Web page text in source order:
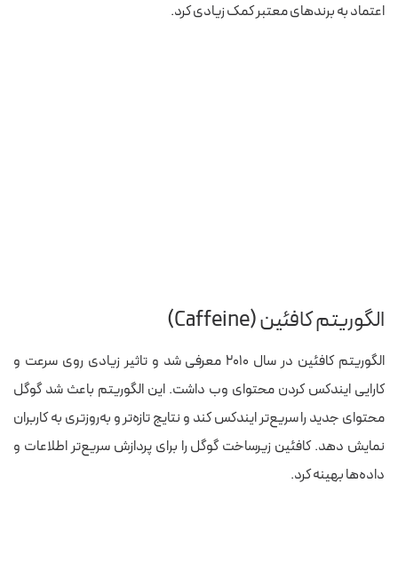
اعتماد به برندهای معتبر کمک زیادی کرد.
الگوریتم کافئین (Caffeine)
الگوریتم کافئین در سال ۲۰۱۰ معرفی شد و تاثیر زیادی روی سرعت و
کارایی ایندکس کردن محتوای وب داشت. این الگوریتم باعث شد گوگل
محتوای جدید را سریع‌تر ایندکس کند و نتایج تازه‌تر و به‌روزتری به کاربران
نمایش دهد. کافئین زیرساخت گوگل را برای پردازش سریع‌تر اطلاعات و
داده‌ها بهینه کرد.